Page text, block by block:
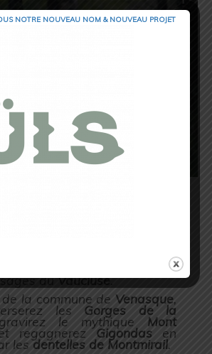
au
, les plus
duVaucluse.
la commune de Venasque,
les Gorges de la
le mythique Mont
regagnerezGigondas en
lesdentelles de Montmirail.
NOTRE NOUVEAU NOM & NOUVEAU PROJET